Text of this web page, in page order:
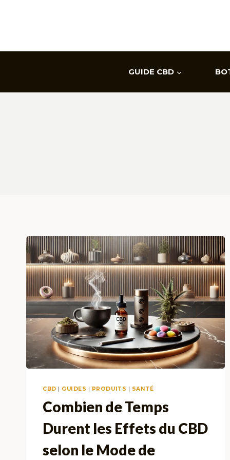
GUIDE CBD
CBD GUIDES PRODUITS SANTÉ
Combien de Temps
Durent les Effets du CBD
selon le Mode de